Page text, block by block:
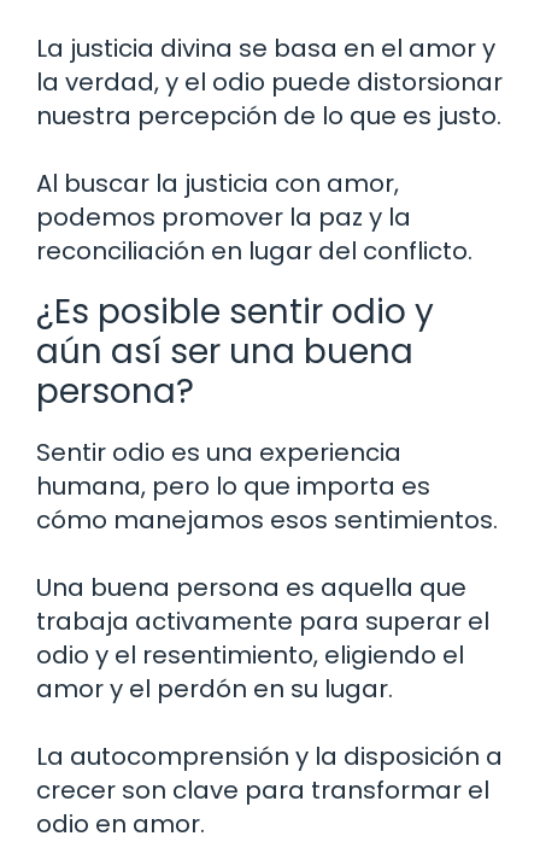
La justicia divina se basa en el amor y
la verdad, y el odio puede distorsionar
nuestra percepción de lo que es justo.
Al buscar la justicia con amor,
podemos promover la paz y la
reconciliación en lugar del conflicto.
¿Es posible sentir odio y
aún así ser una buena
persona?
Sentir odio es una experiencia
humana, pero lo que importa es
cómo manejamos esos sentimientos.
Una buena persona es aquella que
trabaja activamente para superar el
odio y el resentimiento, eligiendo el
amor y el perdón en su lugar.
La autocomprensión y la disposición a
crecer son clave para transformar el
odio en amor.